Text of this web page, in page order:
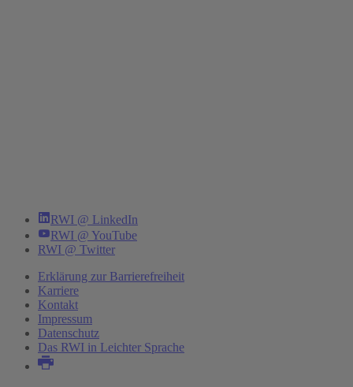
RWI @ LinkedIn
RWI @ YouTube
RWI @ Twitter
Erklärung zur Barrierefreiheit
Karriere
Kontakt
Impressum
Datenschutz
Das RWI in Leichter Sprache